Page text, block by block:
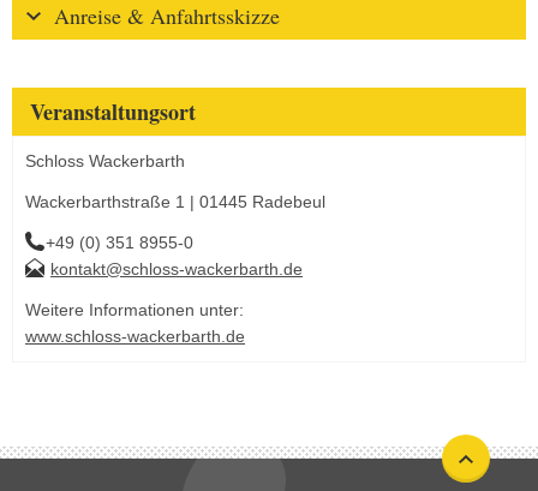
Anreise & Anfahrtsskizze
Veranstaltungsort
Schloss Wackerbarth
Wackerbarthstraße 1 | 01445 Radebeul
+49 (0) 351 8955-0
kontakt@schloss-wackerbarth.de
Weitere Informationen unter:
www.schloss-wackerbarth.de